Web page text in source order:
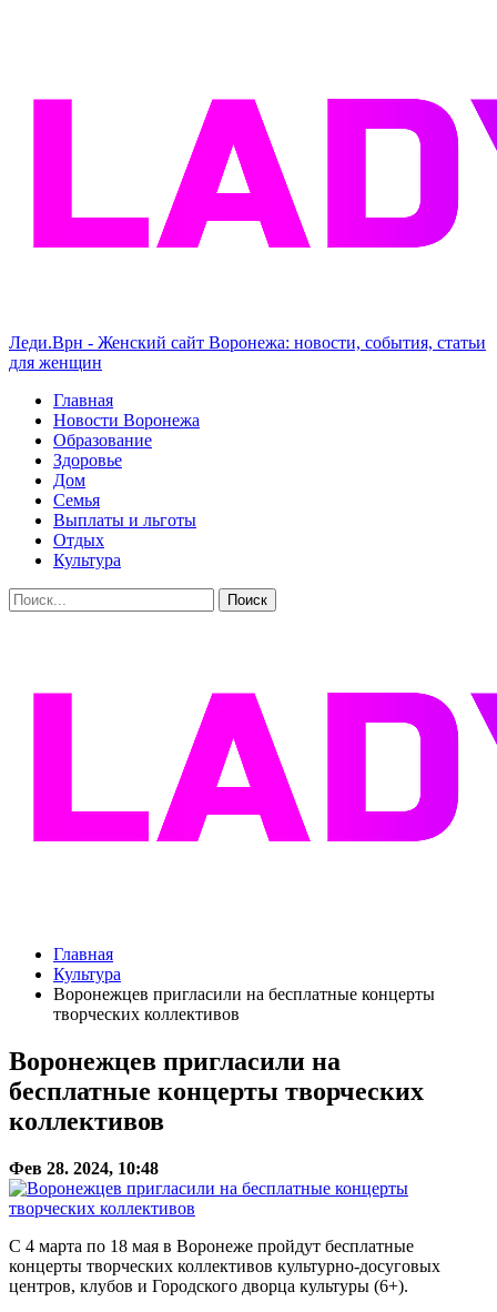
Леди.Врн - Женский сайт Воронежа: новости, события, статьи
для женщин
Главная
Новости Воронежа
Образование
Здоровье
Дом
Семья
Выплаты и льготы
Отдых
Культура
Главная
Культура
Воронежцев пригласили на бесплатные концерты
творческих коллективов
Воронежцев пригласили на
бесплатные концерты творческих
коллективов
Фев 28. 2024, 10:48
С 4 марта по 18 мая в Воронеже пройдут бесплатные
концерты творческих коллективов культурно-досуговых
центров, клубов и Городского дворца культуры (6+).